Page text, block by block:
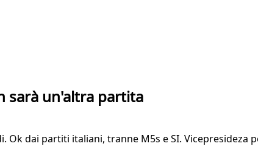
sarà un'altra partita
dai partiti italiani, tranne M5s e SI. Vicepresideza